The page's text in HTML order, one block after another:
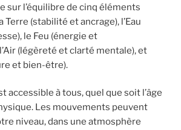
sur l’équilibre de cinq éléments
Terre (stabilité et ancrage), l’Eau
le Feu (énergie et
(légèreté et clarté mentale), et
et bien-être).
accessible à tous, quel que soit l’âge
Les mouvements peuvent
niveau, dans une atmosphère